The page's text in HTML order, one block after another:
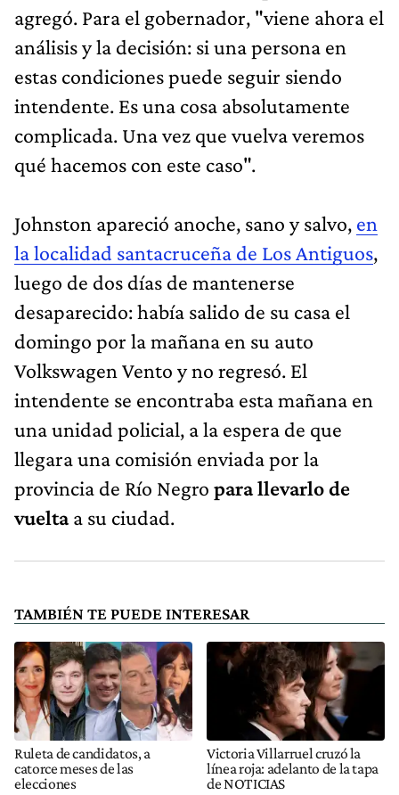
agregó. Para el gobernador, "viene ahora el
análisis y la decisión: si una persona en
estas condiciones puede seguir siendo
intendente. Es una cosa absolutamente
complicada. Una vez que vuelva veremos
qué hacemos con este caso".
Johnston apareció anoche, sano y salvo, en
la localidad santacruceña de Los Antiguos,
luego de dos días de mantenerse
desaparecido: había salido de su casa el
domingo por la mañana en su auto
Volkswagen Vento y no regresó. El
intendente se encontraba esta mañana en
una unidad policial, a la espera de que
llegara una comisión enviada por la
provincia de Río Negro para llevarlo de
vueltaa su ciudad.
TAMBIÉN TE PUEDE INTERESAR
Ruleta de candidatos, a
catorce meses de las
elecciones
Victoria Villarruel cruzó la
línea roja: adelanto de la tapa
de NOTICIAS